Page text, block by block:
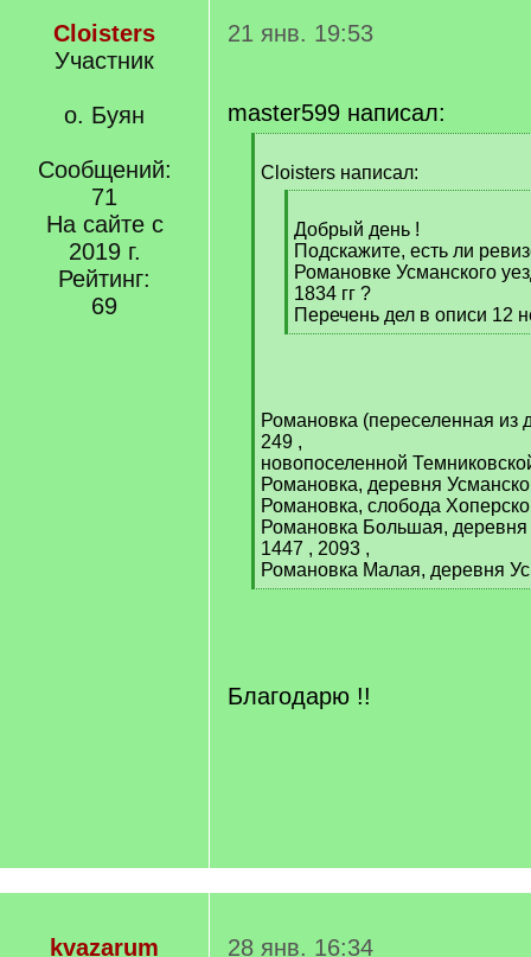
Cloisters
Участник
о. Буян
Сообщений:
71
На сайте с
2019 г.
Рейтинг:
69
21 янв. 19:53
master599 написал:
q
Cloisters написал:
q
]
Добрый день !
Подскажите, есть ли
Романовке Усманского
1834 гг ?
Перечень дел в описи 12
[
Романовка (переселенная из
249 ,
новопоселенной
Романовка, деревня
Романовка, слобода
Романовка Большая, деревня
1447 , 2093 ,
Романовка Малая, деревня
[
Благодарю !!
kvazarum 28 янв. 16:34